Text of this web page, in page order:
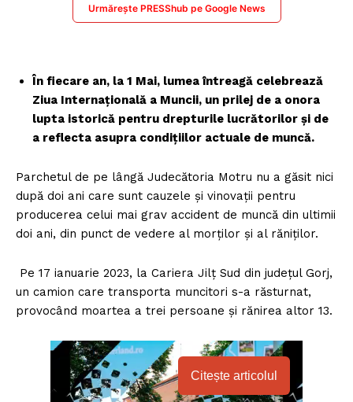
Urmărește PRESShub pe Google News
În fiecare an, la 1 Mai, lumea întreagă celebrează
Ziua Internațională a Muncii, un prilej de a onora
lupta istorică pentru drepturile lucrătorilor și de
a reflecta asupra condițiilor actuale de muncă.
Parchetul de pe lângă Judecătoria Motru nu a găsit nici
după doi ani care sunt cauzele și vinovații pentru
producerea celui mai grav accident de muncă din ultimii
doi ani, din punct de vedere al morților și al răniților.
Pe 17 ianuarie 2023, la Cariera Jilț Sud din județul Gorj,
un camion care transporta muncitori s-a răsturnat,
provocând moartea a trei persoane și rănirea altor 13.
Citește articolul